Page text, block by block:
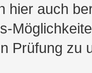
hier auch
Prüfung zu